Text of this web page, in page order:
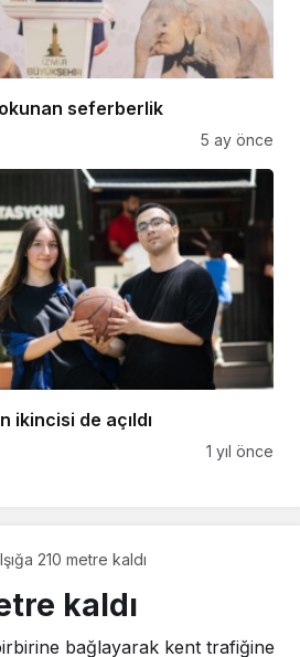
seferberlik
5 ay önce
ikincisi de açıldı
1 yıl önce
Işığa 210 metre kaldı
kaldı
bağlayarak kent trafiğine